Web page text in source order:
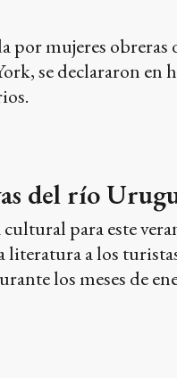
por mujeres
se declararon
del río
para este
a los
los meses de